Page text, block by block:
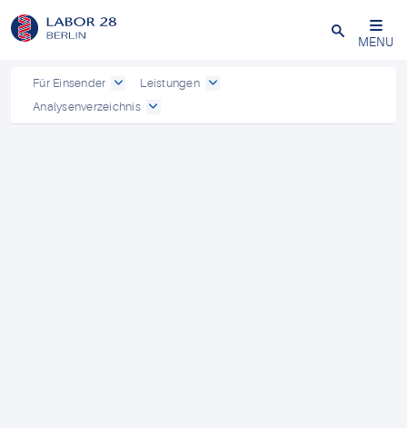
Schließen
MENU
Für Einsender
Leistungen
Analysenverzeichnis